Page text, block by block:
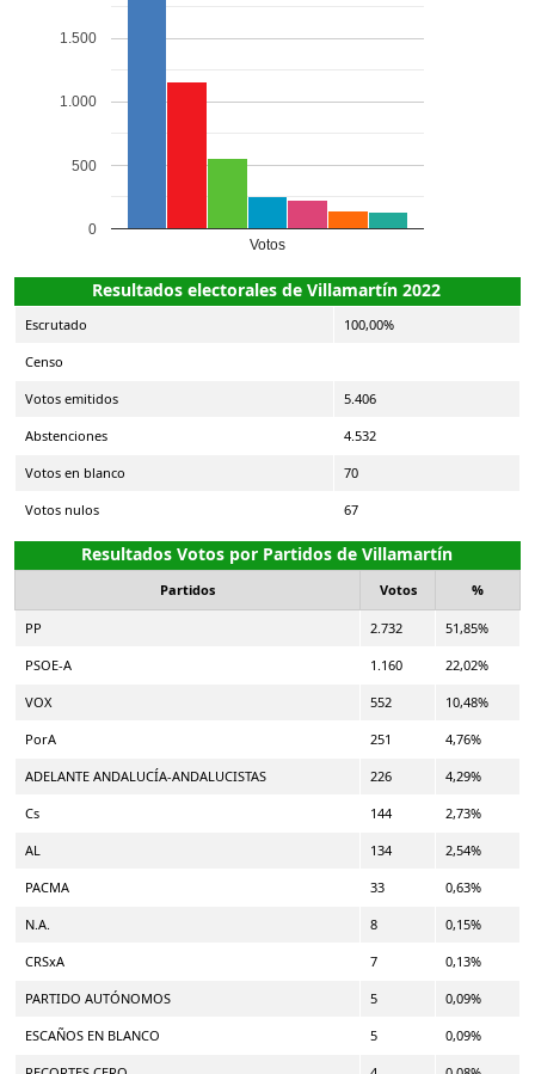
Votos
0
500
1.000
1.500
Resultados electorales de Villamartín 2022
Escrutado 100,00%
Censo
Votos emitidos 5.406
Abstenciones 4.532
Votos en blanco 70
Votos nulos 67
Resultados Votos por Partidos de Villamartín
Partidos Votos %
PP 2.732 51,85%
PSOE-A 1.160 22,02%
VOX 552 10,48%
PorA 251 4,76%
ADELANTE ANDALUCÍA-ANDALUCISTAS 226 4,29%
Cs 144 2,73%
AL 134 2,54%
PACMA 33 0,63%
N.A. 8 0,15%
CRSxA 7 0,13%
PARTIDO AUTÓNOMOS 5 0,09%
ESCAÑOS EN BLANCO 5 0,09%